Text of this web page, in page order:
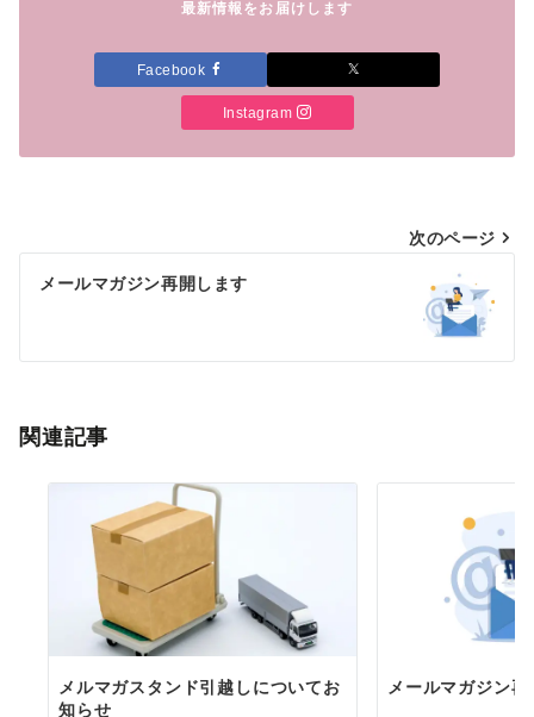
最新情報をお届けします
Facebook
Instagram
ビ
ー
次のページ
メールマガジン再開します
関連記事
メルマガスタンド引越しについてお
知らせ
メールマガジン